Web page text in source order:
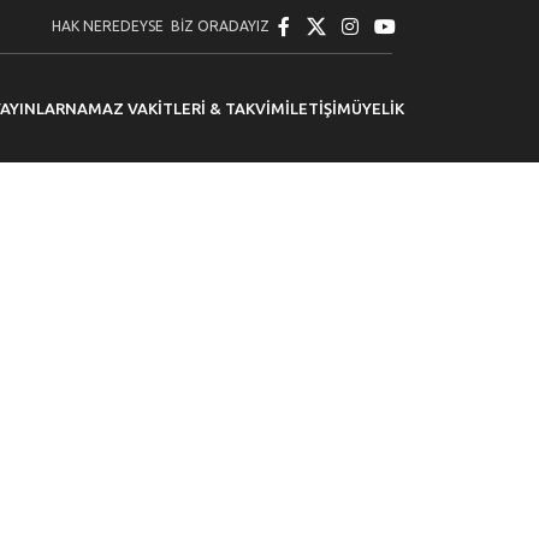
HAK NEREDEYSE BİZ ORADAYIZ
NAMAZ VAKITLERI & TAKVIMİLETIŞIMÜYELIK